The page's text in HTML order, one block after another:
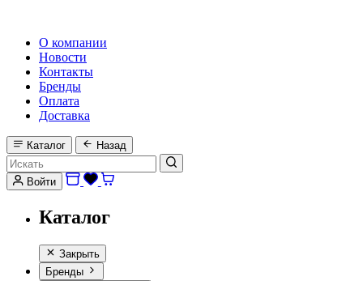
О компании
Новости
Контакты
Бренды
Оплата
Доставка
Каталог Назад
Войти
Каталог
Закрыть
Бренды